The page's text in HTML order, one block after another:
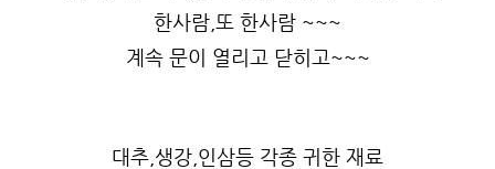
한사람,또 한사람 ~~~
계속 문이 열리고 닫히고~~~
대추,생강,인삼등 각종 귀한 재료